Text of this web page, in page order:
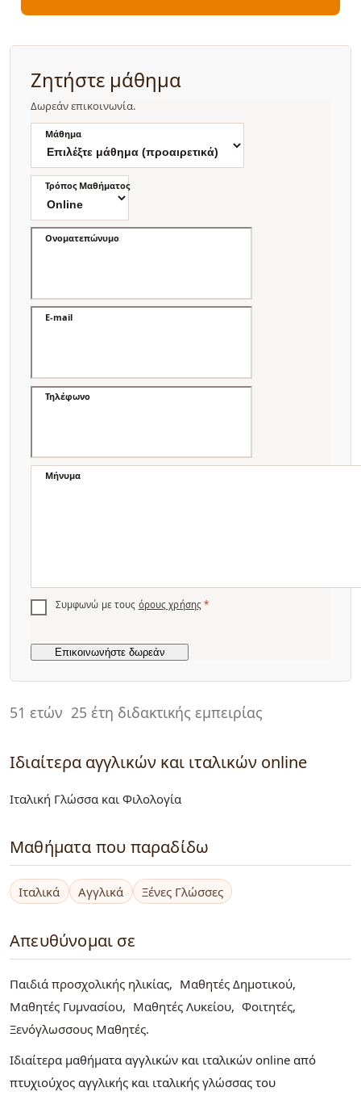
51 ετών 25 έτη διδακτικής εμπειρίας
Ιδιαίτερα αγγλικών και ιταλικών online
Ιταλική Γλώσσα και Φιλολογία
Μαθήματα που παραδίδω
Ιταλικά Αγγλικά Ξένες Γλώσσες
Απευθύνομαι σε
Παιδιά προσχολικής ηλικίας
Μαθητές Δημοτικού
Μαθητές Γυμνασίου
Μαθητές Λυκείου
Φοιτητές
Ξενόγλωσσους Μαθητές
Ιδιαίτερα μαθήματα αγγλικών και ιταλικών online από
πτυχιούχος αγγλικής και ιταλικής γλώσσας του
Ζητήστε μάθημα
Δωρεάν επικοινωνία.
Μάθημα
Τρόπος Μαθήματος
Ονοματεπώνυμο
E-mail
Τηλέφωνο
Μήνυμα
Συμφωνώ με τους όρους χρήσης *